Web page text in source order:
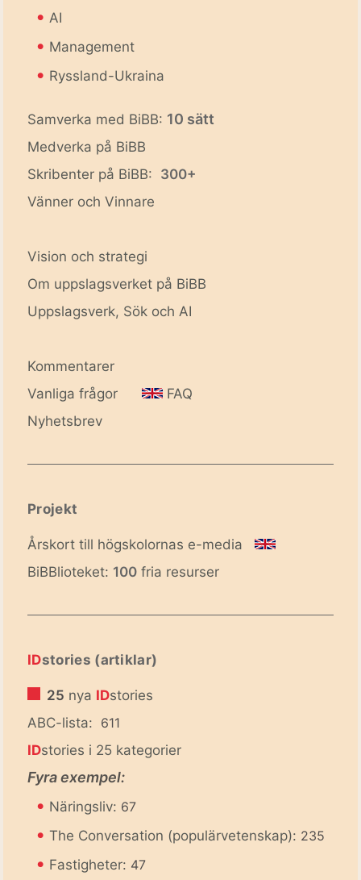
• AI
• Management
• Ryssland-Ukraina
Samverka med BiBB: 10 sätt
Medverka på BiBB
Skribenter på BiBB: 300+
Vänner och Vinnare
Vision och strategi
Om uppslagsverket på BiBB
Uppslagsverk, Sök och AI
Kommentarer
Vanliga frågor
FAQ
Nyhetsbrev
Projekt
Årskort till högskolornas e-media
BiBBlioteket: 100 fria resurser
IDstories (artiklar)
25 nya IDstories
ABC-lista: 611
IDstories i 25 kategorier
Fyra exempel:
• Näringsliv: 67
• The Conversation (populärvetenskap): 235
• Fastigheter: 47